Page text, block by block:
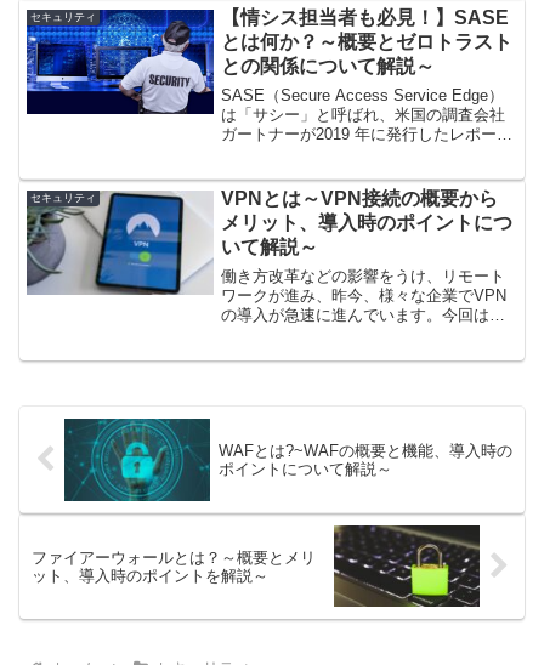
業の対応の変化、それに伴うITトレンド
の変化と今後の対応方法について説明し
ています。
セキュリティ
【情シス担当者も必見！】SASE
とは何か？～概要とゼロトラスト
との関係について解説～
SASE（Secure Access Service Edge）
は「サシー」と呼ばれ、米国の調査会社
ガートナーが2019 年に発行したレポート
策」の考え方を実現する手段として注目
を集めています
セキュリティ
VPNとは～VPN接続の概要から
メリット、導入時のポイントにつ
いて解説～
働き方改革などの影響をうけ、リモート
ワークが進み、昨今、様々な企業でVPN
の導入が急速に進んでいます。今回はそ
WAFとは?~WAFの概要と機能、導入時の
ポイントについて解説～
ファイアーウォールとは？～概要とメリ
ット、導入時のポイントを解説～